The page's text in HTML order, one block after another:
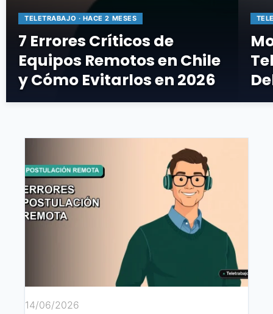
TELETRABAJO · HACE 2 MESES
7 Errores Críticos de
Equipos Remotos en Chile
y Cómo Evitarlos en 2026
14/06/2026